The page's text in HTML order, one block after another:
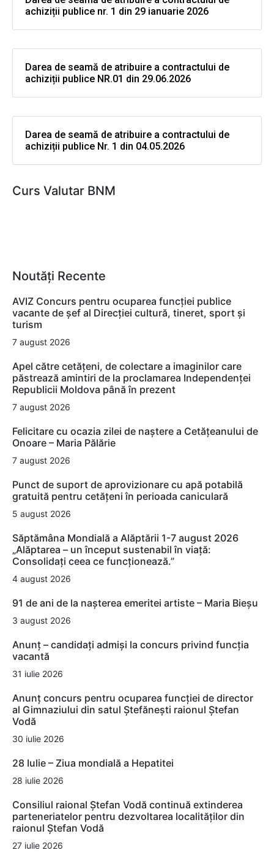
achiziții publice nr. 1 din 29 ianuarie 2026
Darea de seamă de atribuire a contractului de
achiziții publice NR.01 din 29.06.2026
Darea de seamă de atribuire a contractului de
achiziții publice Nr. 1 din 04.05.2026
Curs Valutar BNM
Noutăți Recente
AVIZ Concurs pentru ocuparea funcţiei publice
vacante de şef al Direcţiei cultură, tineret, sport şi
turism
7 august 2026
Apel către cetățeni, de colectare a imaginilor care
păstrează amintiri de la proclamarea Independenței
Republicii Moldova până în prezent
7 august 2026
Felicitare cu ocazia zilei de naștere a Cetățeanului de
Onoare – Maria Pălărie
7 august 2026
Punct de suport de aprovizionare cu apă potabilă
gratuită pentru cetățeni în perioada caniculară
5 august 2026
Săptămâna Mondială a Alăptării 1-7 august 2026
„Alăptarea – un început sustenabil în viață:
Consolidați ceea ce funcționează.”
4 august 2026
91 de ani de la nașterea emeritei artiste – Maria Bieșu
3 august 2026
Anunț – candidați admiși la concurs privind funcția
vacantă
31 iulie 2026
Anunț concurs pentru ocuparea funcției de director
al Gimnaziului din satul Ștefănești raionul Ștefan
Vodă
30 iulie 2026
28 Iulie – Ziua mondială a Hepatitei
28 iulie 2026
Consiliul raional Ștefan Vodă continuă extinderea
parteneriatelor pentru dezvoltarea localităților din
raionul Ștefan Vodă
27 iulie 2026